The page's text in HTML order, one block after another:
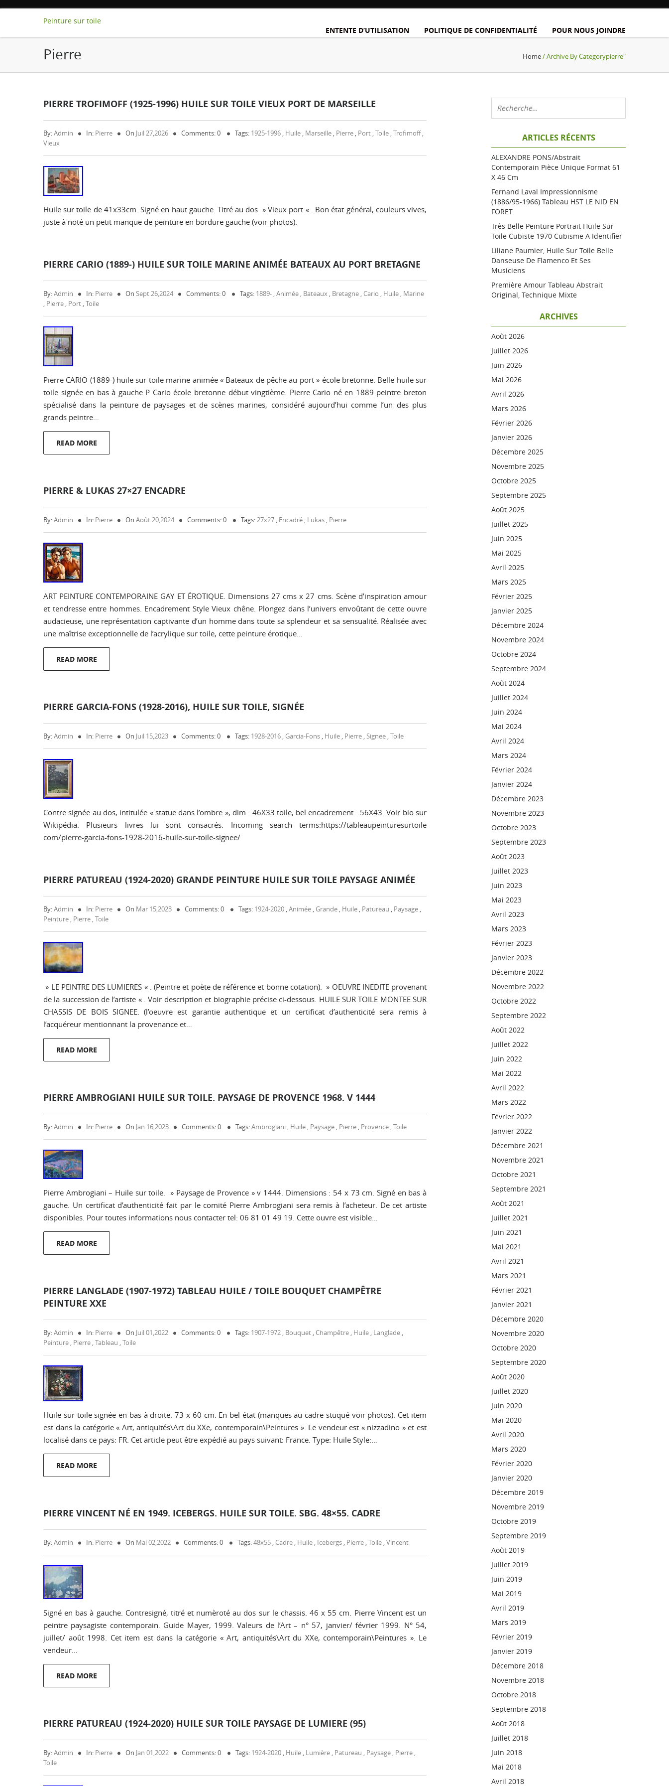
Peinture sur toile
ENTENTE D’UTILISATION
POLITIQUE DE CONFIDENTIALITÉ POUR NOUS JOINDRE
Pierre Home/ Archive By Categorypierre"
PIERRE TROFIMOFF (1925-1996) HUILE SUR TOILE VIEUX PORT DE MARSEILLE
By:Admin In: Pierre On Juil 27,2026 Comments: 0 Tags: 1925-1996 , Huile , Marseille , Pierre , Port ,Toile ,Trofimoff,
Vieux
Huile sur toile de 41x33cm. Signé en haut gauche. Titré au dos » Vieux port « . Bon état général, couleurs vives,
juste à noté un petit manque de peinture en bordure gauche (voir photos).
PIERRE CARIO (1889-) HUILE SUR TOILE MARINE ANIMÉE BATEAUX AU PORT BRETAGNE
By:Admin In: Pierre On Sept 26,2024 Comments: 0 Tags: 1889- ,Animée , Bateaux , Bretagne , Cario , Huile , Marine
, Pierre , Port ,Toile
Pierre CARIO (1889-) huile sur toile marine animée « Bateaux de pêche au port » école bretonne. Belle huile sur
toile signée en bas à gauche P Cario école bretonne début vingtième. Pierre Cario né en 1889 peintre breton
spécialisé dans la peinture de paysages et de scènes marines, considéré aujourd’hui comme l’un des plus
grands peintre…
READ MORE
PIERRE & LUKAS 27×27 ENCADRE
By:Admin In: Pierre On Août 20,2024 Comments: 0 Tags:27x27 , Encadré , Lukas , Pierre
ART PEINTURE CONTEMPORAINE GAY ET ÉROTIQUE. Dimensions 27 cms x 27 cms. Scène d’inspiration amour
et tendresse entre hommes. Encadrement Style Vieux chêne. Plongez dans l’univers envoûtant de cette ouvre
audacieuse, une représentation captivante d’un homme dans toute sa splendeur et sa sensualité. Réalisée avec
une maîtrise exceptionnelle de l’acrylique sur toile, cette peinture érotique…
READ MORE
PIERRE GARCIA-FONS (1928-2016), HUILE SUR TOILE, SIGNÉE
By:Admin In: Pierre On Juil 15,2023 Comments: 0 Tags: 1928-2016 , Garcia-Fons , Huile , Pierre ,Signee ,Toile
Contre signée au dos, intitulée « statue dans l’ombre », dim : 46X33 toile, bel encadrement : 56X43. Voir bio sur
Wikipédia. Plusieurs livres lui sont consacrés. Incoming search terms:https://tableaupeinturesurtoile
com/pierre-garcia-fons-1928-2016-huile-sur-toile-signee/
PIERRE PATUREAU (1924-2020) GRANDE PEINTURE HUILE SUR TOILE PAYSAGE ANIMÉE
By:Admin In: Pierre On Mar 15,2023 Comments: 0 Tags: 1924-2020 ,Animée , Grande , Huile , Patureau , Paysage ,
Peinture , Pierre ,Toile
» LE PEINTRE DES LUMIERES « . (Peintre et poète de référence et bonne cotation). » OEUVRE INEDITE provenant
de la succession de l’artiste « . Voir description et biographie précise ci-dessous. HUILE SUR TOILE MONTEE SUR
CHASSIS DE BOIS SIGNEE. (l’oeuvre est garantie authentique et un certificat d’authenticité sera remis à
l’acquéreur mentionnant la provenance et…
READ MORE
PIERRE AMBROGIANI HUILE SUR TOILE. PAYSAGE DE PROVENCE 1968. V 1444
By:Admin In: Pierre On Jan 16,2023 Comments: 0 Tags:Ambrogiani , Huile , Paysage , Pierre , Provence ,Toile
Pierre Ambrogiani – Huile sur toile. » Paysage de Provence » v 1444. Dimensions : 54 x 73 cm. Signé en bas à
gauche. Un certificat d’authenticité fait par le comité Pierre Ambrogiani sera remis à l’acheteur. De cet artiste
disponibles. Pour toutes informations nous contacter tel: 06 81 01 49 19. Cette ouvre est visible…
READ MORE
PIERRE LANGLADE (1907-1972) TABLEAU HUILE / TOILE BOUQUET CHAMPÊTRE
PEINTURE XXE
By:Admin In: Pierre On Juil 01,2022 Comments: 0 Tags: 1907-1972 , Bouquet , Champêtre , Huile , Langlade ,
Peinture , Pierre ,Tableau ,Toile
Huile sur toile signée en bas à droite. 73 x 60 cm. En bel état (manques au cadre stuqué voir photos). Cet item
est dans la catégorie « Art, antiquités\Art du XXe, contemporain\Peintures ». Le vendeur est « nizzadino » et est
localisé dans ce pays: FR. Cet article peut être expédié au pays suivant: France. Type: Huile Style:…
READ MORE
PIERRE VINCENT NÉ EN 1949. ICEBERGS. HUILE SUR TOILE. SBG. 48×55. CADRE
By:Admin In: Pierre On Mai 02,2022 Comments: 0 Tags:48x55 , Cadre , Huile , Icebergs , Pierre ,Toile ,Vincent
Signé en bas à gauche. Contresigné, titré et numèroté au dos sur le chassis. 46 x 55 cm. Pierre Vincent est un
peintre paysagiste contemporain. Guide Mayer, 1999. Valeurs de l’Art – n° 57, janvier/ février 1999. N° 54,
juillet/ août 1998. Cet item est dans la catégorie « Art, antiquités\Art du XXe, contemporain\Peintures ». Le
vendeur…
READ MORE
PIERRE PATUREAU (1924-2020) HUILE SUR TOILE PAYSAGE DE LUMIERE (95)
By:Admin In: Pierre On Jan 01,2022 Comments: 0 Tags: 1924-2020 , Huile , Lumière , Patureau , Paysage , Pierre ,
Toile
ARTICLES RÉCENTS
ALEXANDRE PONS/Abstrait
Contemporain Pièce Unique Format 61
X 46 Cm
Fernand Laval Impressionnisme
(1886/95-1966) Tableau HST LE NID EN
FORET
Très Belle Peinture Portrait Huile Sur
Toile Cubiste 1970 Cubisme A Identifier
Liliane Paumier, Huile Sur Toile Belle
Danseuse De Flamenco Et Ses
Musiciens
Première Amour Tableau Abstrait
Original, Technique Mixte
ARCHIVES
Août 2026
Juillet 2026
Juin 2026
Mai 2026
Avril 2026
Mars 2026
Février 2026
Janvier 2026
Décembre 2025
Novembre 2025
Octobre 2025
Septembre 2025
Août 2025
Juillet 2025
Juin 2025
Mai 2025
Avril 2025
Mars 2025
Février 2025
Janvier 2025
Décembre 2024
Novembre 2024
Octobre 2024
Septembre 2024
Août 2024
Juillet 2024
Juin 2024
Mai 2024
Avril 2024
Mars 2024
Février 2024
Janvier 2024
Décembre 2023
Novembre 2023
Octobre 2023
Septembre 2023
Août 2023
Juillet 2023
Juin 2023
Mai 2023
Avril 2023
Mars 2023
Février 2023
Janvier 2023
Décembre 2022
Novembre 2022
Octobre 2022
Septembre 2022
Août 2022
Juillet 2022
Juin 2022
Mai 2022
Avril 2022
Mars 2022
Février 2022
Janvier 2022
Décembre 2021
Novembre 2021
Octobre 2021
Septembre 2021
Août 2021
Juillet 2021
Juin 2021
Mai 2021
Avril 2021
Mars 2021
Février 2021
Janvier 2021
Décembre 2020
Novembre 2020
Octobre 2020
Septembre 2020
Août 2020
Juillet 2020
Juin 2020
Mai 2020
Avril 2020
Mars 2020
Février 2020
Janvier 2020
Décembre 2019
Novembre 2019
Octobre 2019
Septembre 2019
Août 2019
Juillet 2019
Juin 2019
Mai 2019
Avril 2019
Mars 2019
Février 2019
Janvier 2019
Décembre 2018
Novembre 2018
Octobre 2018
Septembre 2018
Août 2018
Juillet 2018
Juin 2018
Mai 2018
Avril 2018